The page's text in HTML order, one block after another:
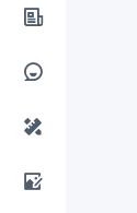
AI写
AI办
AI提
AI设